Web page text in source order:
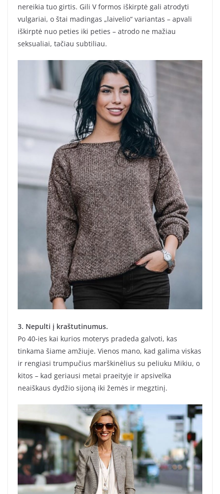
nereikia tuo girtis. Gili V formos iškirptė gali atrodyti
vulgariai, o štai madingas „laivelio“ variantas – apvali
iškirptė nuo peties iki peties – atrodo ne mažiau
seksualiai, tačiau subtiliau.
3. Nepulti į kraštutinumus.
Po 40-ies kai kurios moterys pradeda galvoti, kas
tinkama šiame amžiuje. Vienos mano, kad galima viskas
ir rengiasi trumpučius marškinėlius su peliuku Mikiu, o
kitos – kad geriausi metai praeityje ir apsivelka
neaiškaus dydžio sijoną iki žemės ir megztinį.